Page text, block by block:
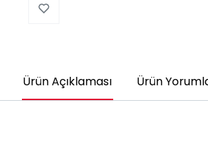
Ürün Açıklaması Ürün